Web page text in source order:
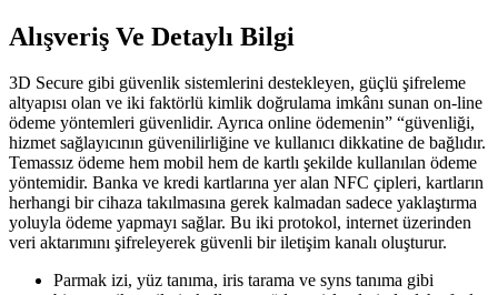
Alışveriş Ve Detaylı Bilgi
3D Secure gibi güvenlik sistemlerini destekleyen, güçlü şifreleme
altyapısı olan ve iki faktörlü kimlik doğrulama imkânı sunan on-line
ödeme yöntemleri güvenlidir. Ayrıca online ödemenin” “güvenliği,
hizmet sağlayıcının güvenilirliğine ve kullanıcı dikkatine de bağlıdır.
Temassız ödeme hem mobil hem de kartlı şekilde kullanılan ödeme
yöntemidir. Banka ve kredi kartlarına yer alan NFC çipleri, kartların
herhangi bir cihaza takılmasına gerek kalmadan sadece yaklaştırma
yoluyla ödeme yapmayı sağlar. Bu iki protokol, internet üzerinden
veri aktarımını şifreleyerek güvenli bir iletişim kanalı oluşturur.
Parmak izi, yüz tanıma, iris tarama ve syns tanıma gibi